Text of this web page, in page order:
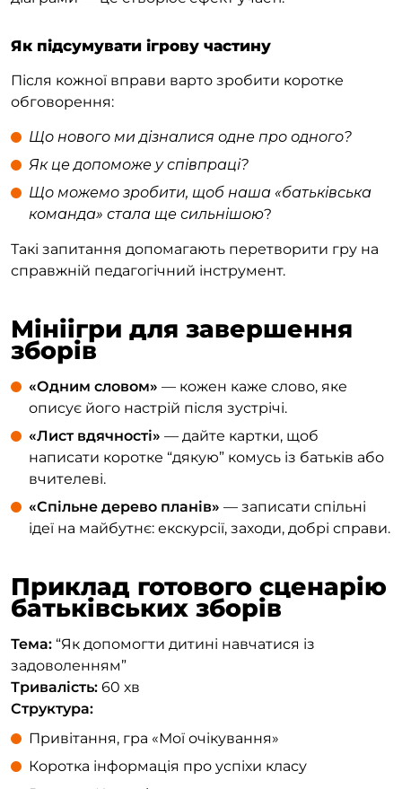
Як підсумувати ігрову частину
Після кожної вправи варто зробити коротке
обговорення:
Що нового ми дізналися одне про одного?
Як це допоможе у співпраці?
Що можемо зробити, щоб наша «батьківська
команда» стала ще сильнішою?
Такі запитання допомагають перетворити гру на
справжній педагогічний інструмент.
Мініігри для завершення
зборів
«Одним словом» — кожен каже слово, яке
описує його настрій після зустрічі.
«Лист вдячності» — дайте картки, щоб
написати коротке “дякую” комусь із батьків або
вчителеві.
«Спільне дерево планів» — записати спільні
ідеї на майбутнє: екскурсії, заходи, добрі справи.
Приклад готового сценарію
батьківських зборів
Тема: “Як допомогти дитині навчатися із
задоволенням”
Тривалість: 60 хв
Структура:
Привітання, гра «Мої очікування»
Коротка інформація про успіхи класу